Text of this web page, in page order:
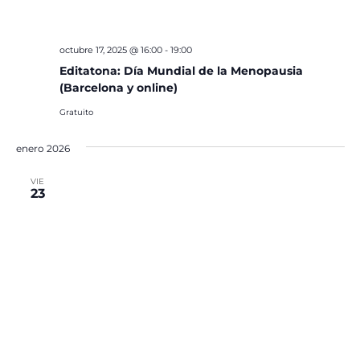
Editatona: Día Mundial de la Menopausia
(Barcelona y online)
octubre 17, 2025 @ 16:00- 19:00
Gratuito
enero 2026
VIE
23